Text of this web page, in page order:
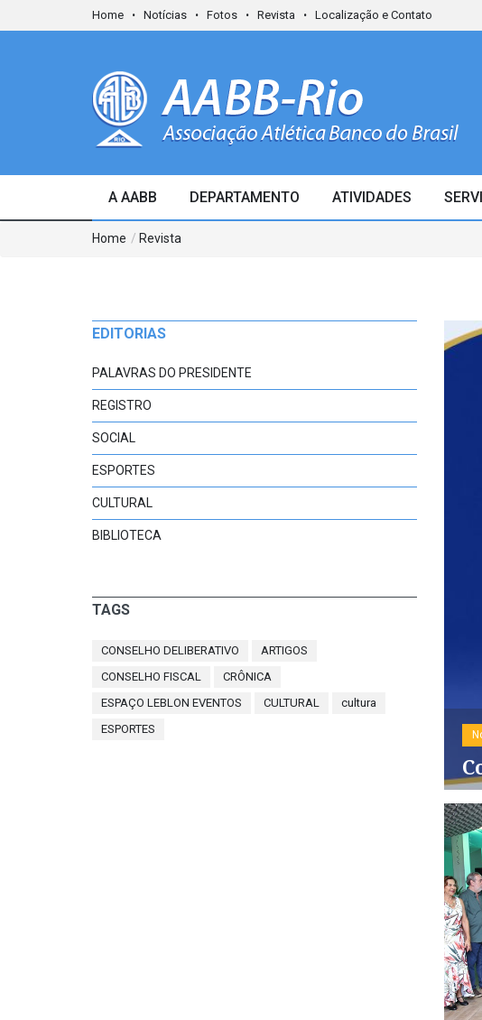
Home Notícias Fotos Revista Localização e Contato
A AABB DEPARTAMENTO ATIVIDADES
Home / Revista
EDITORIAS
PALAVRAS DO PRESIDENTE
REGISTRO
SOCIAL
ESPORTES
CULTURAL
BIBLIOTECA
TAGS
CONSELHO DELIBERATIVO
ARTIGOS
CONSELHO FISCAL
CRÔNICA
ESPAÇO LEBLON EVENTOS
CULTURAL
cultura
ESPORTES